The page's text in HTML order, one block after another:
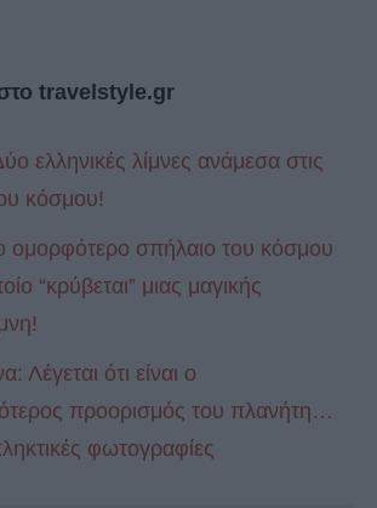
travelstyle.gr
ελληνικές λίμνες ανάμεσα στις
κόσμου!
ομορφότερο σπήλαιο του κόσμου
“κρύβεται” μιας μαγικής
Λέγεται ότι είναι ο
προορισμός του πλανήτη…
φωτογραφίες